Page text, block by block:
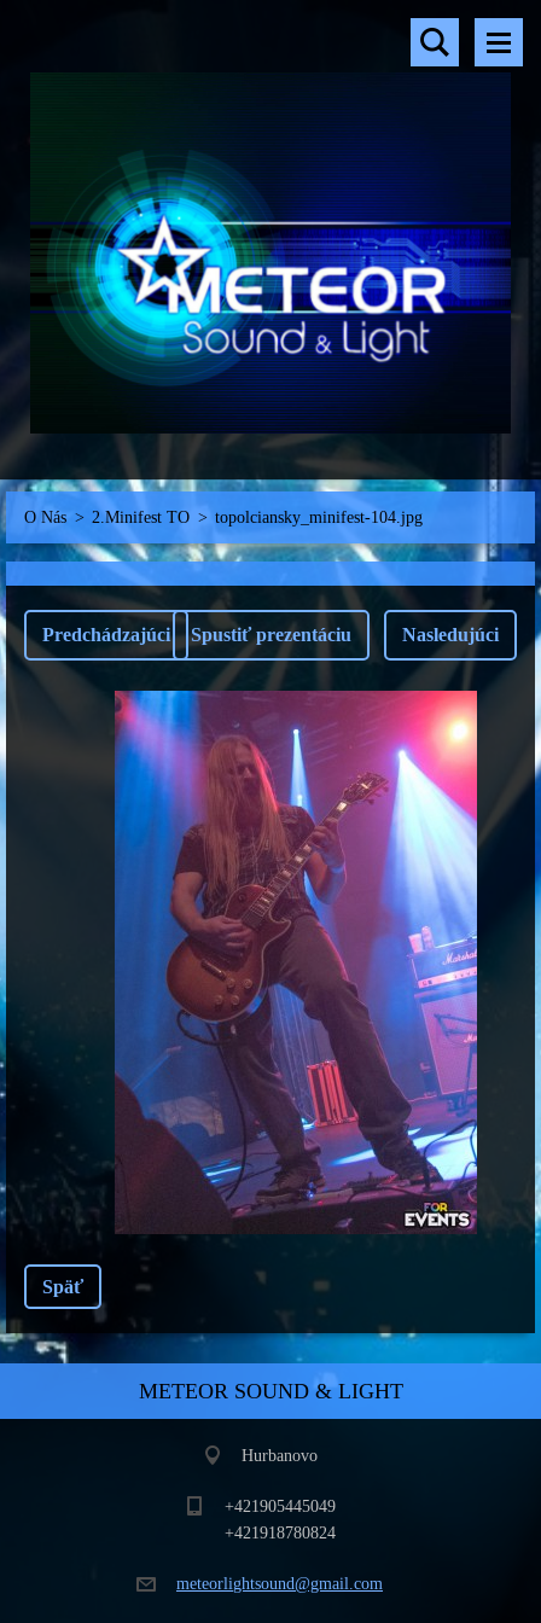
O Nás > 2.Minifest TO > topolciansky_minifest-104.jpg
Predchádzajúci Spustiť prezentáciu Nasledujúci
Späť
METEOR SOUND & LIGHT
Hurbanovo
+421905445049
+421918780824
meteorlightsound@gmail.com